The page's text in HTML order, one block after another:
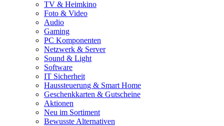
TV & Heimkino
Foto & Video
Audio
Gaming
PC Komponenten
Netzwerk & Server
Sound & Light
Software
IT Sicherheit
Haussteuerung & Smart Home
Geschenkkarten & Gutscheine
Aktionen
Neu im Sortiment
Bewusste Alternativen